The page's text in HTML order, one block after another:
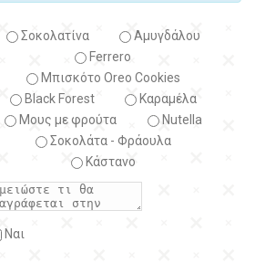
Σοκολατίνα
Αμυγδάλου
Ferrero
Μπισκότο Oreo Cookies
Black Forest
Kαραμέλα
Μους με φρούτα
Nutella
Σοκολάτα - Φράουλα
Κάστανο
Ναι